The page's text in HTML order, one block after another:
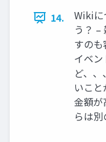
14.
Wiki
う？ –
すの
イベ
ど、
いこ
金額
らは